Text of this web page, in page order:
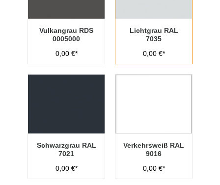
Vulkangrau RDS
0005000
0,00 €*
Lichtgrau RAL
7035
0,00 €*
Schwarzgrau RAL
7021
0,00 €*
Verkehrsweiß RAL
9016
0,00 €*